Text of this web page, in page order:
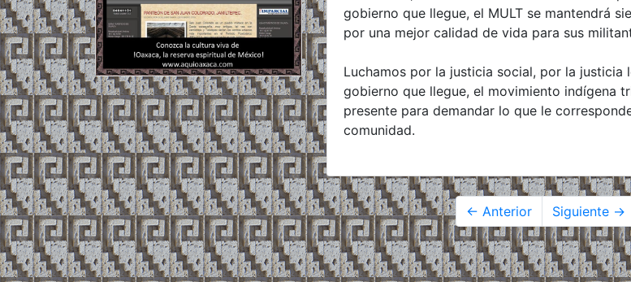
gobierno que llegue, el MULT se mantendrá
por una mejor calidad de vida para sus
Luchamos por la justicia social, por la justicia
gobierno que llegue, el movimiento indígena
presente para demandar lo que le
comunidad.
← Anterior Siguiente →